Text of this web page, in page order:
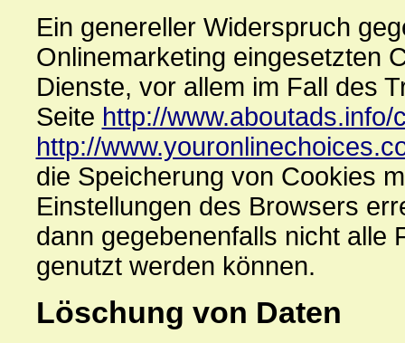
Ein genereller Widerspruch
Onlinemarketing eingesetzten
Dienste, vor allem im Fall des
Seite http://www.aboutads.info/
http://
die Speicherung von Cookies
Einstellungen des Browsers
dann gegebenenfalls nicht alle
genutzt werden können.
Löschung von Daten